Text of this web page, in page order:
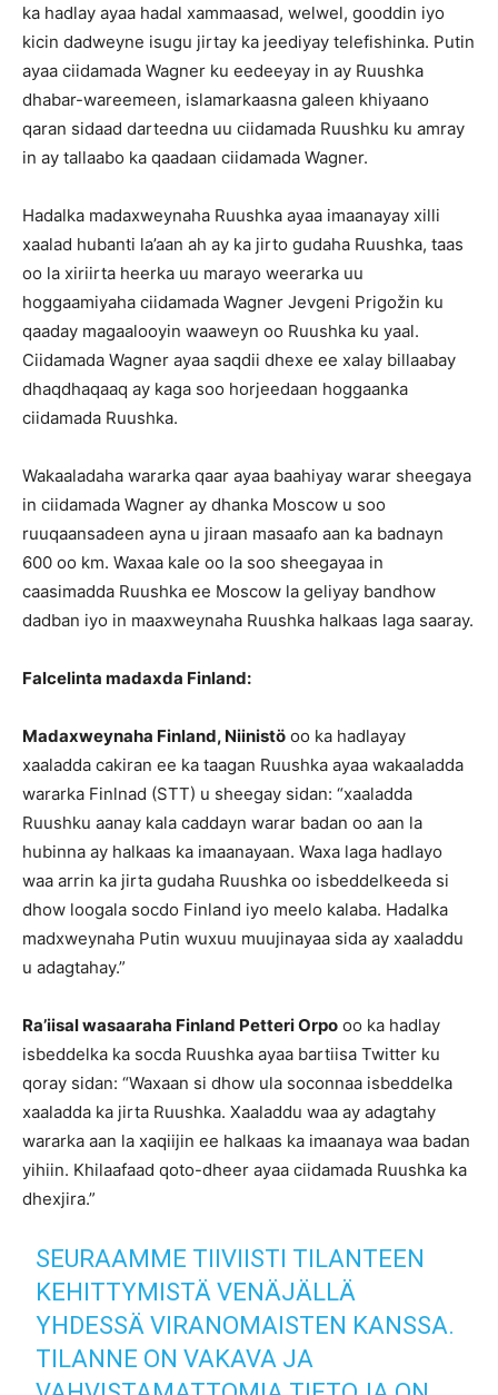
ka hadlay ayaa hadal xammaasad, welwel, gooddin iyo
kicin dadweyne isugu jirtay ka jeediyay telefishinka. Putin
ayaa ciidamada Wagner ku eedeeyay in ay Ruushka
dhabar-wareemeen, islamarkaasna galeen khiyaano
qaran sidaad darteedna uu ciidamada Ruushku ku amray
in ay tallaabo ka qaadaan ciidamada Wagner.
Hadalka madaxweynaha Ruushka ayaa imaanayay xilli
xaalad hubanti la’aan ah ay ka jirto gudaha Ruushka, taas
oo la xiriirta heerka uu marayo weerarka uu
hoggaamiyaha ciidamada Wagner Jevgeni Prigožin ku
qaaday magaalooyin waaweyn oo Ruushka ku yaal.
Ciidamada Wagner ayaa saqdii dhexe ee xalay billaabay
dhaqdhaqaaq ay kaga soo horjeedaan hoggaanka
ciidamada Ruushka.
Wakaaladaha wararka qaar ayaa baahiyay warar sheegaya
in ciidamada Wagner ay dhanka Moscow u soo
ruuqaansadeen ayna u jiraan masaafo aan ka badnayn
600 oo km. Waxaa kale oo la soo sheegayaa in
caasimadda Ruushka ee Moscow la geliyay bandhow
dadban iyo in maaxweynaha Ruushka halkaas laga saaray.
Falcelinta madaxda Finland:
Madaxweynaha Finland, Niinistö oo ka hadlayay
xaaladda cakiran ee ka taagan Ruushka ayaa wakaaladda
wararka Finlnad (STT) u sheegay sidan: “xaaladda
Ruushku aanay kala caddayn warar badan oo aan la
hubinna ay halkaas ka imaanayaan. Waxa laga hadlayo
waa arrin ka jirta gudaha Ruushka oo isbeddelkeeda si
dhow loogala socdo Finland iyo meelo kalaba. Hadalka
madxweynaha Putin wuxuu muujinayaa sida ay xaaladdu
u adagtahay.”
Ra’iisal wasaaraha Finland Petteri Orpo oo ka hadlay
isbeddelka ka socda Ruushka ayaa bartiisa Twitter ku
qoray sidan: “Waxaan si dhow ula soconnaa isbeddelka
xaaladda ka jirta Ruushka. Xaaladdu waa ay adagtahy
wararka aan la xaqiijin ee halkaas ka imaanaya waa badan
yihiin. Khilaafaad qoto-dheer ayaa ciidamada Ruushka ka
dhexjira.”
SEURAAMME TIIVIISTI TILANTEEN
KEHITTYMISTÄ VENÄJÄLLÄ
YHDESSÄ VIRANOMAISTEN KANSSA.
TILANNE ON VAKAVA JA